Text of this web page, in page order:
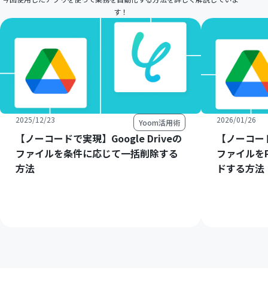
す！
2025/12/23 Yoom活用術
【ノーコードで実現】Google Driveの
ファイルを条件に応じて一括削除する
方法
2026/01/26
【ノーコ
ファイル
ドする方法